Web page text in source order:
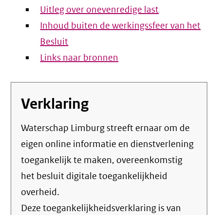
Uitleg over onevenredige last
Inhoud buiten de werkingssfeer van het
Besluit
Links naar bronnen
Verklaring
Waterschap Limburg streeft ernaar om de
eigen online informatie en dienstverlening
toegankelijk te maken, overeenkomstig
het besluit digitale toegankelijkheid
overheid.
Deze toegankelijkheidsverklaring is van